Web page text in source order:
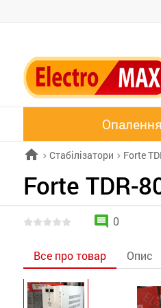
Опалення
home chevron_right Стабілізатори chevron_right Forte
Forte TDR-
comment 0
Все про товар Опис